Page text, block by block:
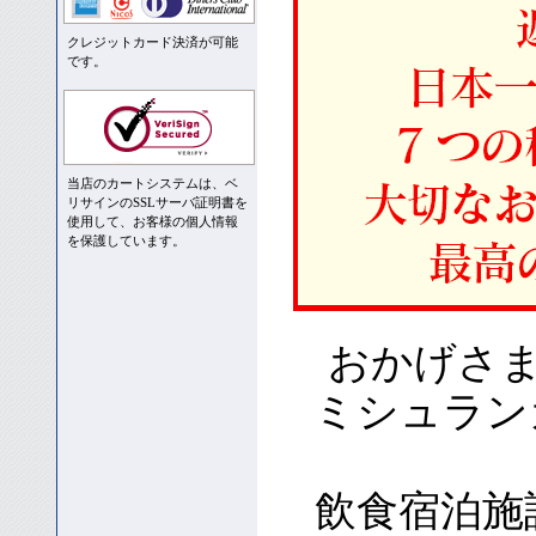
クレジットカード決済が可能
です。
当店のカートシステムは、ベ
リサインのSSLサーバ証明書を
使用して、お客様の個人情報
を保護しています。
おかげさ
ミシュラ
飲食宿泊